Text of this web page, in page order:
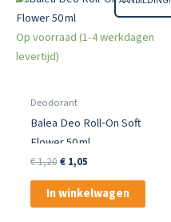
Op voorraad (1-4 werkdagen
levertijd)
Deodorant
Balea Deo Roll‑On Soft
Flower 50 ml
€1,20Oorspronkelijke
was:
€ 1,20.
€1,05Huidige
is:
€ 1,05.
In winkelwagen